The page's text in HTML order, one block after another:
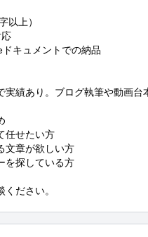
以上）
応
ドキュメントでの納品
実績あり。ブログ執筆や動画台
任せたい方
文章が欲しい方
を探している方
ださい。